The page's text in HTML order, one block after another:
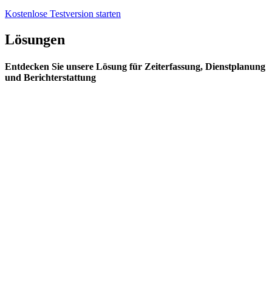
Kostenlose Testversion starten
Lösungen
Entdecken Sie unsere Lösung für Zeiterfassung, Dienstplanung
und Berichterstattung